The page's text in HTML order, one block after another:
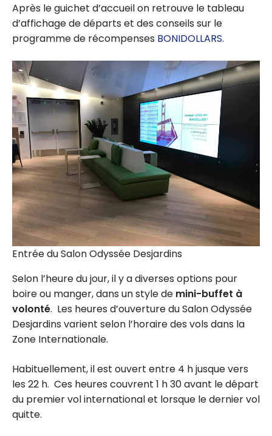
Après le guichet d’accueil on retrouve le tableau
d’affichage de départs et des conseils sur le
programme de récompenses BONIDOLLARS.
Entrée du Salon Odyssée Desjardins
Selon l’heure du jour, il y a diverses options pour
boire ou manger, dans un style de mini-buffet à
volonté. Les heures d’ouverture du Salon Odyssée
Desjardins varient selon l’horaire des vols dans la
Zone Internationale.
Habituellement, il est ouvert entre 4 h jusque vers
les 22 h. Ces heures couvrent 1 h 30 avant le départ
du premier vol international et lorsque le dernier vol
quitte.